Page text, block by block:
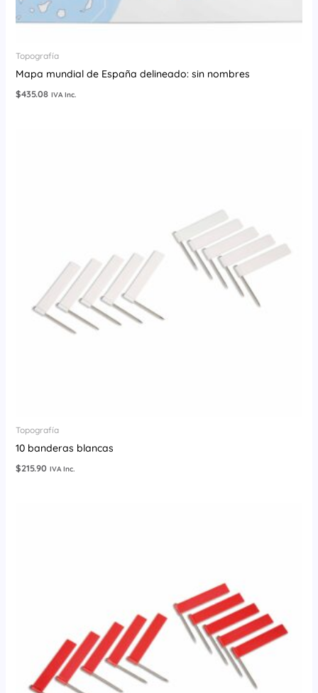
Topografía
Mapa mundial de España delineado: sin nombres
$435.08 IVA Inc.
Topografía
10 banderas blancas
$215.90 IVA Inc.